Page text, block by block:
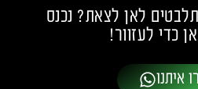
לאן לצאת? נכנס
כדי לעזוור!
איתנו